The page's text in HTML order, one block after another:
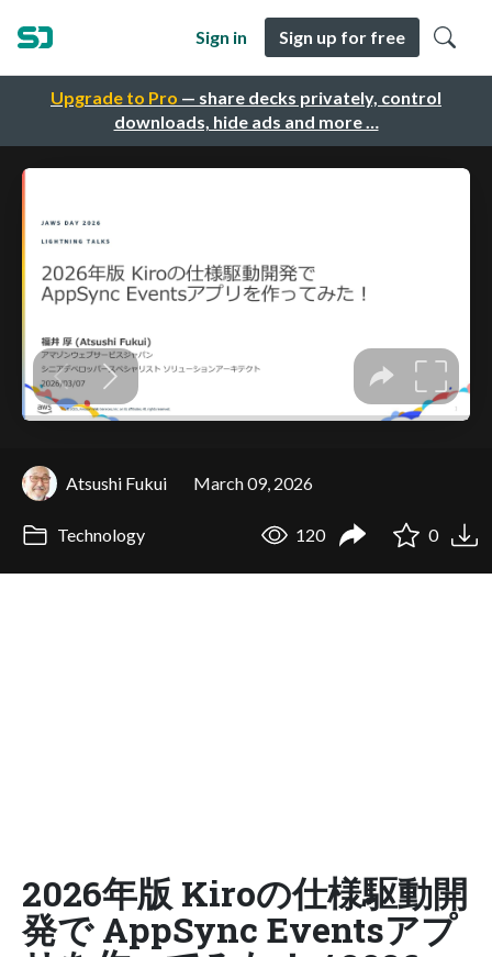
Upgrade to Pro — share decks privately, control
downloads, hide ads and more …
Sign in Sign up for free
Atsushi Fukui March 09, 2026
Technology 120 0
2026年版 Kiroの仕様駆動開
発で AppSync Eventsアプ